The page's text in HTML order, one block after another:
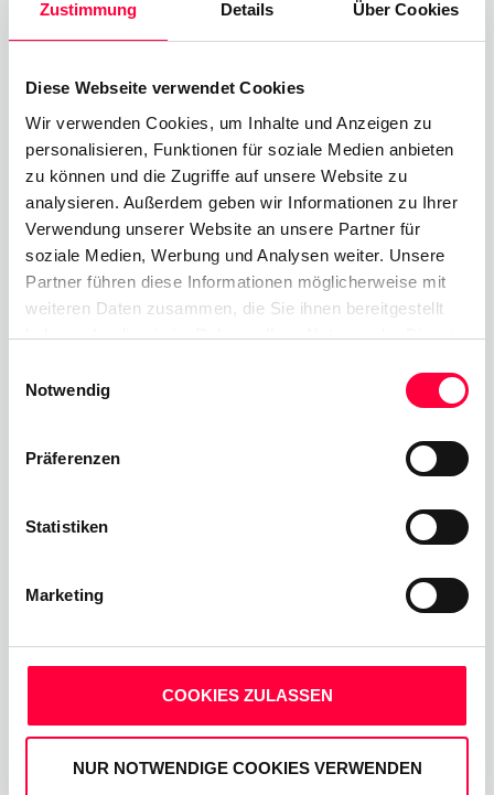
Zustimmung Details Über Cookies
Diese Webseite verwendet Cookies
Wir verwenden Cookies, um Inhalte und Anzeigen zu
personalisieren, Funktionen für soziale Medien anbieten
zu können und die Zugriffe auf unsere Website zu
analysieren. Außerdem geben wir Informationen zu Ihrer
Verwendung unserer Website an unsere Partner für
soziale Medien, Werbung und Analysen weiter. Unsere
Partner führen diese Informationen möglicherweise mit
weiteren Daten zusammen, die Sie ihnen bereitgestellt
haben oder die sie im Rahmen Ihrer Nutzung der Dienste
Cookies, wenn Sie unsere Webseite weiterhin nutzen.
Notwendig
Präferenzen
Statistiken
Marketing
COOKIES ZULASSEN
NUR NOTWENDIGE COOKIES VERWENDEN
Plattformen für ein einheitliches Aussehen.
Kompabilität zu älteren und
neuen Versionen
Möchten Sie nur den neuen Desktop Client testen,
upzudaten. Der Client ist kompatibel mit PASCOM
Download.
Über PASCOM - we upgrade
business communications